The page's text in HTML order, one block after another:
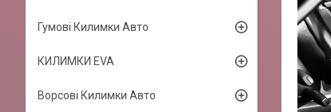
Гумові Килимки Авто
КИЛИМКИ EVA
Ворсові Килимки Авто